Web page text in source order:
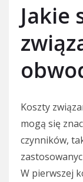
Jakie
Koszty
mogą się
czynników,
W pierwszej